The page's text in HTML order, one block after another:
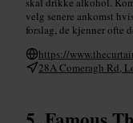
velg senere ankomst
forslag, de kjenner ofte
https://
28A Comeragh Rd,